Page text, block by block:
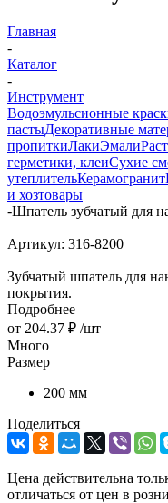
Главная
-
Каталог
-
Инструмент
Водоэмульсионные
пастыДекоративные
пропиткиЛакиЭмали
герметики, клеиСухие
утеплительКерамогранит
и хозтовары
-Шпатель зубчатый для
Артикул: 316-8200
Зубчатый шпатель для
покрытия.
Подробнее
от 204.37 ₽ /шт
Много
Размер
200 мм
Поделиться
Цена действительна
отличаться от цен в